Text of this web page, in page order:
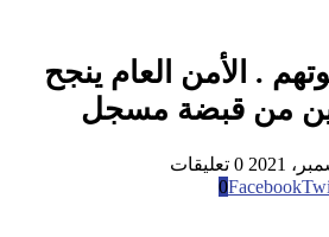
. الأمن العام ينجح
من قبضة مسجل
0 تعليقات
0Facebook